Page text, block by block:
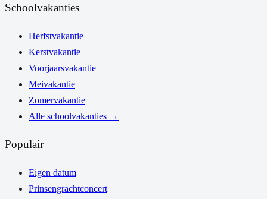
Schoolvakanties
Herfstvakantie
Kerstvakantie
Voorjaarsvakantie
Meivakantie
Zomervakantie
Alle schoolvakanties →
Populair
Eigen datum
Prinsengrachtconcert